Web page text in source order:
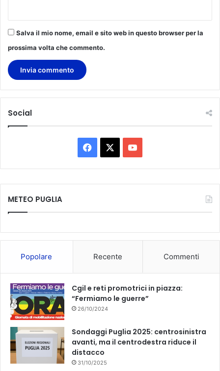
Salva il mio nome, email e sito web in questo browser per la
prossima volta che commento.
Social
a
c
k
o
u
METEO PUGLIA
Popolare Recente Commenti
Cgil e reti promotrici in piazza:
“Fermiamo le guerre”
26/10/2024
Sondaggi Puglia 2025: centrosinistra
avanti, ma il centrodestra riduce il
distacco
31/10/2025